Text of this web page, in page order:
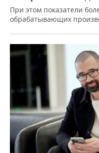
При этом показатели
обрабатывающих